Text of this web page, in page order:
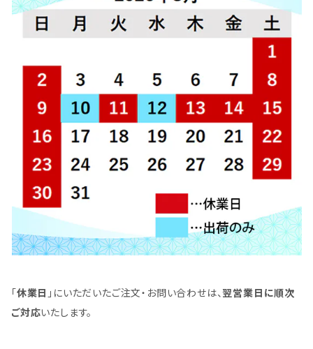
「休業日 」にいただいたご注文・お問い合わせは、翌営業日に順次
ご対応いたします。